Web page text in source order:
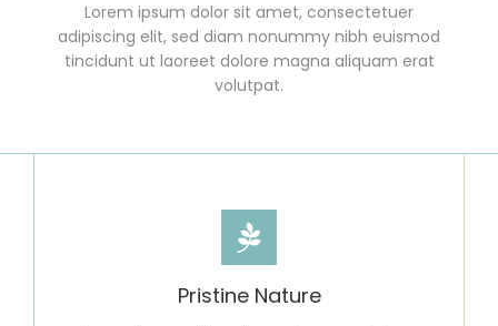
Lorem ipsum dolor sit amet, consectetuer
adipiscing elit, sed diam nonummy nibh euismod
tincidunt ut laoreet dolore magna aliquam erat
volutpat.
Pristine Nature